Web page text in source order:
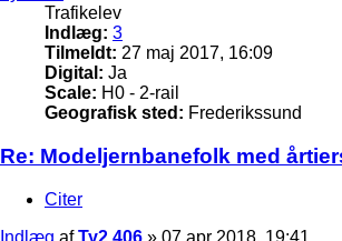
Trafikelev
Indlæg: 3
Tilmeldt: 27 maj 2017, 16:09
Digital: Ja
Scale: H0 - 2-rail
Geografisk sted: Frederikssund
Re: Modeljernbanefolk med
Citer
Indlæg afTy2 406 » 07 apr 2018, 19:41